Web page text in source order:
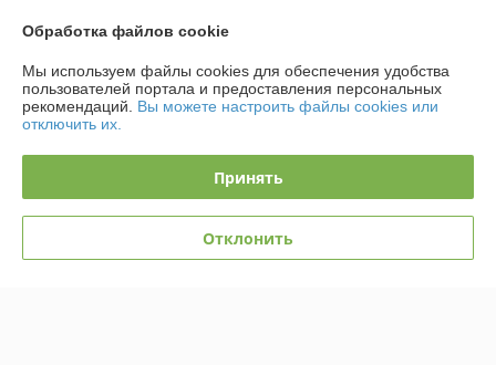
Контакты
Сегодня работает с 08:30 до 17:30
Показать весь график работы
Отзывы о магазине
36 отзывов за всё время
Обработка файлов cookie
Мы используем файлы cookies для обеспечения удобства
пользователей портала и предоставления персональных
рекомендаций. Вы можете настроить файлы cookies или
отключить их.
Принять
Отклонить